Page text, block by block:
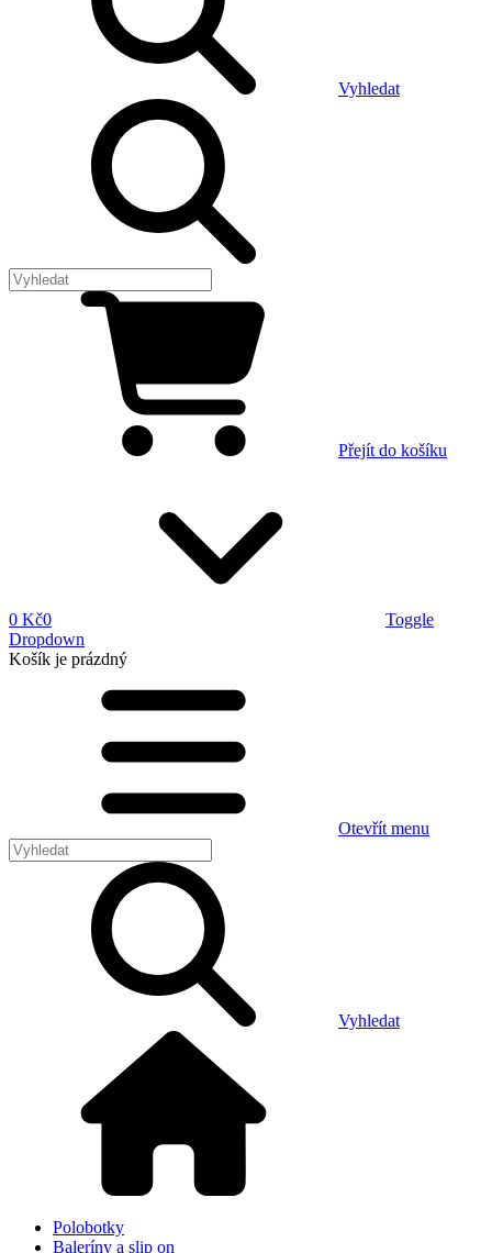
Vyhledat
Přejít do košíku
0 Kč0
Toggle
Dropdown
Košík je prázdný
Otevřít menu
Vyhledat
Polobotky
Baleríny a slip on